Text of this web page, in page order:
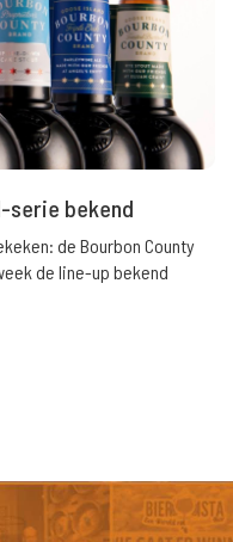
serie bekend
de Bourbon County
de line-up bekend